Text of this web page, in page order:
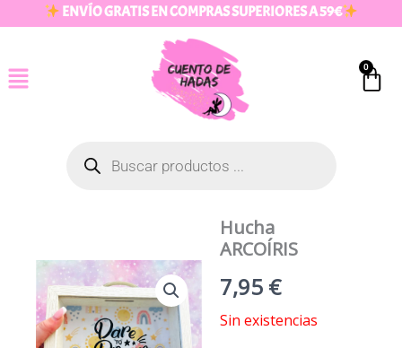
ENVÍO GRATIS EN COMPRAS SUPERIORES A 59€
0
productos
Hucha
ARCOÍRIS
7,95 €
Sin existencias